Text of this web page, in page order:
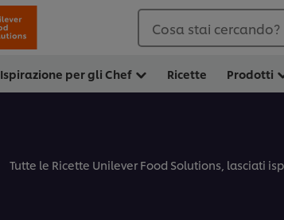
Cosa stai cercando?
Ispirazione per gli Chef Ricette Prodotti
Tutte le Ricette Unilever Food Solutions, lasciati